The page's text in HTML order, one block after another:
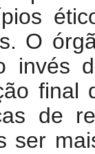
O
invés
de
ser